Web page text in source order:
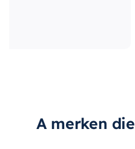
De kast is ook
,
A merken